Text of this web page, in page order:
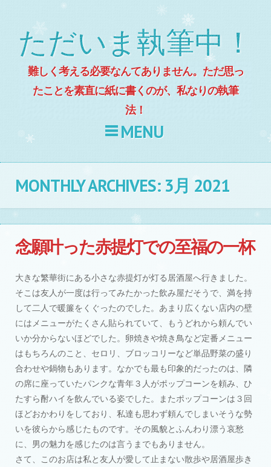
ただいま執筆中！
難しく考える必要なんてありません。ただ思っ
たことを素直に紙に書くのが、私なりの執筆
法！
MENU
MONTHLY ARCHIVES:3月 2021
念願叶った赤提灯での至福の一杯
大きな繁華街にある小さな赤提灯が灯る居酒屋へ行きました。
そこは友人が一度は行ってみたかった飲み屋だそうで、満を持
して二人で暖簾をくぐったのでした。あまり広くない店内の壁
にはメニューがたくさん貼られていて、もうどれから頼んでい
いか分からないほどでした。卵焼きや焼き鳥など定番メニュー
はもちろんのこと、セロリ、ブロッコリーなど単品野菜の盛り
合わせや鍋物もあります。なかでも最も印象的だったのは、隣
の席に座っていたパンクな青年３人がポップコーンを頼み、ひ
たすら酎ハイを飲んでいる姿でした。またポップコーンは３回
ほどおかわりをしており、私達も思わず頼んでしまいそうな勢
いを彼らから感じたものです。その風貌とふんわり漂う哀愁
に、男の魅力を感じたのは言うまでもありません。
さて、このお店は私と友人が愛して止まない散歩や居酒屋歩き